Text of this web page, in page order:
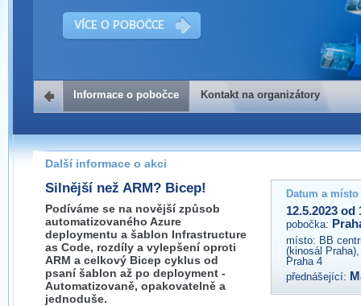
VÍCE O POBOČCE
Kontakt na organizátory
Pokud máte jakýkoliv dotaz na organizátory této akce,
prosím neváhejte nás kontaktovat na e-mailu:
praha@wug.cz
Informace o pobočce Kontakt na organizátory
Další informace o akci
Silnější než ARM? Bicep!
Podíváme se na novější způsob
automatizovaného Azure
deploymentu a šablon Infrastructure
as Code, rozdíly a vylepšení oproti
ARM a celkový Bicep cyklus od
psaní šablon až po deployment -
Automatizovaně, opakovatelně a
jednoduše.
Datum a
12.5.2023 od
pobočka:
místo: BB
(kinosál
Praha 4
přednášející: